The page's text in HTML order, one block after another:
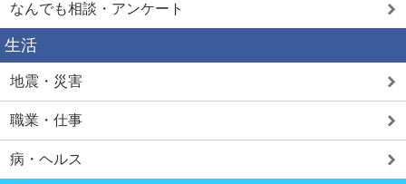
なんでも相談・アンケート
生活
地震・災害
職業・仕事
病・ヘルス